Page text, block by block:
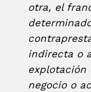
otra, el
indirecta o
explotación
negocio o